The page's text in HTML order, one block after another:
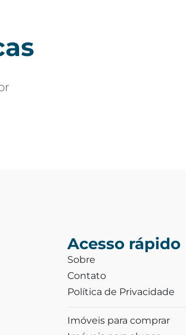
Acesso rápido
Sobre
Contato
Política de Privacidade
Imóveis para comprar